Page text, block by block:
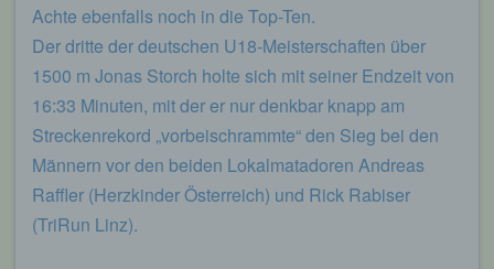
Achte ebenfalls noch in die Top-Ten.
Der dritte der deutschen U18-Meisterschaften über
1500 m Jonas Storch holte sich mit seiner Endzeit von
16:33 Minuten, mit der er nur denkbar knapp am
Streckenrekord „vorbeischrammte“ den Sieg bei den
Männern vor den beiden Lokalmatadoren Andreas
Raffler (Herzkinder Österreich) und Rick Rabiser
(TriRun Linz).
Cookies / SessionStorage / LocalStorage
Die Internetseiten verwenden teilweise so
genannte Cookies, LocalStorage und
SessionStorage. Dies dient dazu, unser Angebot
nutzerfreundlicher, effektiver und sicherer zu
machen. Local Storage und SessionStorage ist
eine Technologie, mit welcher ihr Browser Daten
auf Ihrem Computer oder mobilen Gerät
abspeichert. Cookies sind Textdateien, welche
über einen Internetbrowser auf einem